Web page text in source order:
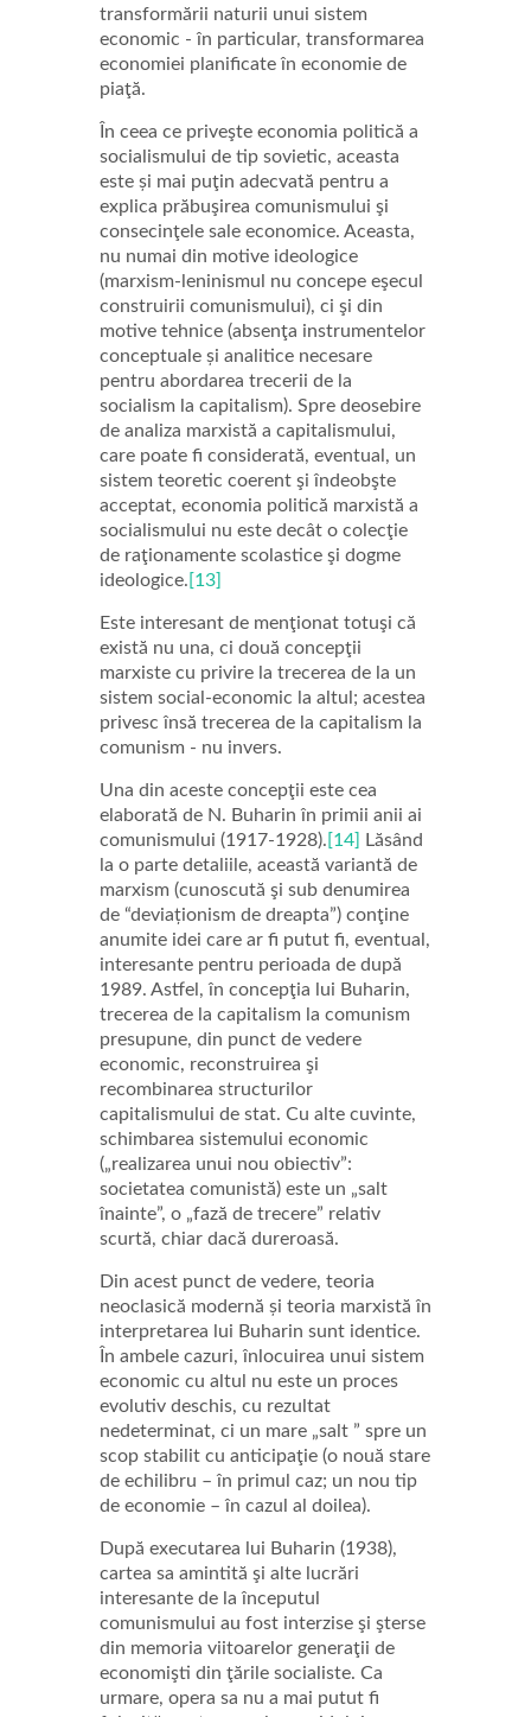
transformării naturii unui sistem
economic - în particular, transformarea
economiei planificate în economie de
piaţă.
În ceea ce priveşte economia politică a
socialismului de tip sovietic, aceasta
este și mai puţin adecvată pentru a
explica prăbuşirea comunismului şi
consecinţele sale economice. Aceasta,
nu numai din motive ideologice
(marxism-leninismul nu concepe eşecul
construirii comunismului), ci şi din
motive tehnice (absenţa instrumentelor
conceptuale și analitice necesare
pentru abordarea trecerii de la
socialism la capitalism). Spre deosebire
de analiza marxistă a capitalismului,
care poate fi considerată, eventual, un
sistem teoretic coerent şi îndeobşte
acceptat, economia politică marxistă a
socialismului nu este decât o colecţie
de raţionamente scolastice şi dogme
ideologice. [13]
Este interesant de menţionat totuşi că
există nu una, ci două concepţii
marxiste cu privire la trecerea de la un
sistem social-economic la altul; acestea
privesc însă trecerea de la capitalism la
comunism - nu invers.
Una din aceste concepţii este cea
elaborată de N. Buharin în primii anii ai
comunismului (1917-1928). [14]
Lăsând
la o parte detaliile, această variantă de
marxism (cunoscută şi sub denumirea
de “deviaționism de dreapta”) conţine
anumite idei care ar fi putut fi, eventual,
interesante pentru perioada de după
1989. Astfel, în concepţia lui Buharin,
trecerea de la capitalism la comunism
presupune, din punct de vedere
economic, reconstruirea şi
recombinarea structurilor
capitalismului de stat. Cu alte cuvinte,
schimbarea sistemului economic
(„realizarea unui nou obiectiv”:
societatea comunistă) este un „salt
înainte”, o „fază de trecere” relativ
scurtă, chiar dacă dureroasă.
Din acest punct de vedere, teoria
neoclasică modernă și teoria marxistă în
interpretarea lui Buharin sunt identice.
În ambele cazuri, înlocuirea unui sistem
economic cu altul nu este un proces
evolutiv deschis, cu rezultat
nedeterminat, ci un mare „salt ” spre un
scop stabilit cu anticipaţie (o nouă stare
de echilibru – în primul caz; un nou tip
de economie – în cazul al doilea).
După executarea lui Buharin (1938),
cartea sa amintită şi alte lucrări
interesante de la începutul
comunismului au fost interzise şi şterse
din memoria viitoarelor generaţii de
economişti din ţările socialiste. Ca
urmare, opera sa nu a mai putut fi